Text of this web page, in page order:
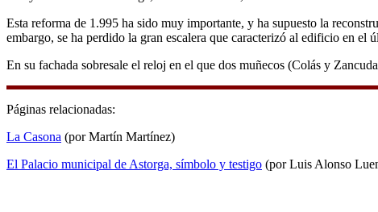
Esta reforma de 1.995 ha sido muy importante, y ha supuesto la
embargo, se ha perdido la gran escalera que caracterizó al edificio en el
En su fachada sobresale el reloj en el que dos muñecos (Colás y
Páginas relacionadas:
La Casona (por Martín Martínez)
El Palacio municipal de Astorga, símbolo y testigo (por Luis Alonso